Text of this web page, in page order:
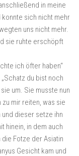
in meine
konnte sich nicht mehr
uns nicht mehr.
sie ruhte erschöpft
ich öfter haben“
du bist noch
um. Sie musste nun
mir reiten, was sie
und dieser setze ihn
hinein, in dem auch
Fotze der Asiatin
Gesicht kam und